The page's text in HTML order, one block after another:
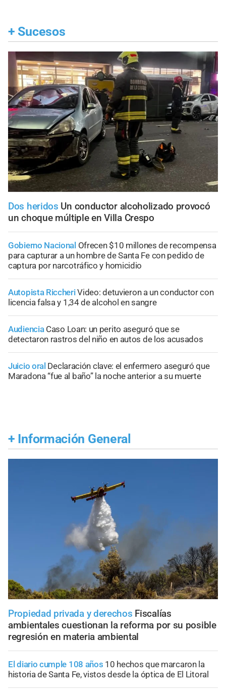
+ Sucesos
Dos heridos Un conductor alcoholizado provocó
un choque múltiple en Villa Crespo
Gobierno Nacional Ofrecen $10 millones de recompensa
para capturar a un hombre de Santa Fe con pedido de
captura por narcotráfico y homicidio
Autopista RiccheriVideo: detuvieron a un conductor con
licencia falsa y 1,34 de alcohol en sangre
Audiencia Caso Loan: un perito aseguró que se
detectaron rastros del niño en autos de los acusados
Juicio oral Declaración clave: el enfermero aseguró que
Maradona “fue al baño” la noche anterior a su muerte
+ Información General
Propiedad privada y derechos Fiscalías
ambientales cuestionan la reforma por su posible
regresión en materia ambiental
El diario cumple 108 años 10 hechos que marcaron la
historia de Santa Fe, vistos desde la óptica de El Litoral